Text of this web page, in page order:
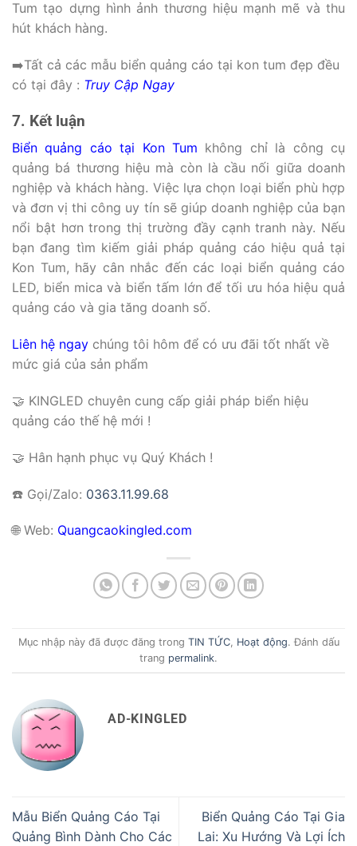
Tum tạo dựng hình ảnh thương hiệu mạnh mẽ và thu
hút khách hàng.
➡️Tất cả các mẫu biển quảng cáo tại kon tum đẹp đều
có tại đây : Truy Cập Ngay
7. Kết luận
Biển quảng cáo tại Kon Tum không chỉ là công cụ
quảng bá thương hiệu mà còn là cầu nối giữa doanh
nghiệp và khách hàng. Việc lựa chọn loại biển phù hợp
và đơn vị thi công uy tín sẽ giúp doanh nghiệp của bạn
nổi bật hơn trong thị trường đầy cạnh tranh này. Nếu
bạn đang tìm kiếm giải pháp quảng cáo hiệu quả tại
Kon Tum, hãy cân nhắc đến các loại biển quảng cáo
LED, biển mica và biển tấm lớn để tối ưu hóa hiệu quả
quảng cáo và gia tăng doanh số.
Liên hệ ngay chúng tôi hôm để có ưu đãi tốt nhất về
mức giá của sản phẩm
🤝 KINGLED chuyên cung cấp giải pháp biển hiệu
quảng cáo thế hệ mới !
🤝 Hân hạnh phục vụ Quý Khách !
☎️ Gọi/Zalo: 0363.11.99.68
🌐Web: Quangcaokingled.com
Mục nhập này đã được đăng trong TIN TỨC, Hoạt động. Đánh dấu
trang permalink.
AD-KINGLED
Mẫu Biển Quảng Cáo Tại
Quảng Bình Dành Cho Các
Biển Quảng Cáo Tại Gia
Lai: Xu Hướng Và Lợi Ích